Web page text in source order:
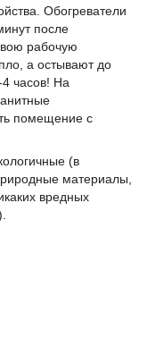
Обогреватели
после
рабочую
а остывают до
часов! На
помещение с
(в
материалы,
вредных